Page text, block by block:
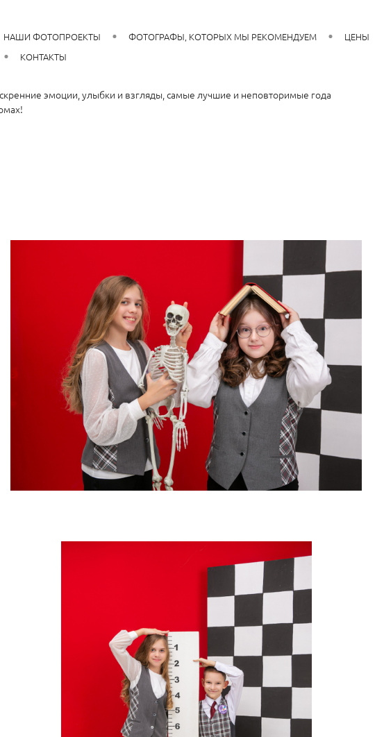
НАШИ ФОТОПРОЕКТЫ ФОТОГРАФЫ, КОТОРЫХ МЫ РЕКОМЕНДУЕМ
ЦЕНЫ
КОНТАКТЫ
эмоции, улыбки и взгляды, самые лучшие и неповторимые года